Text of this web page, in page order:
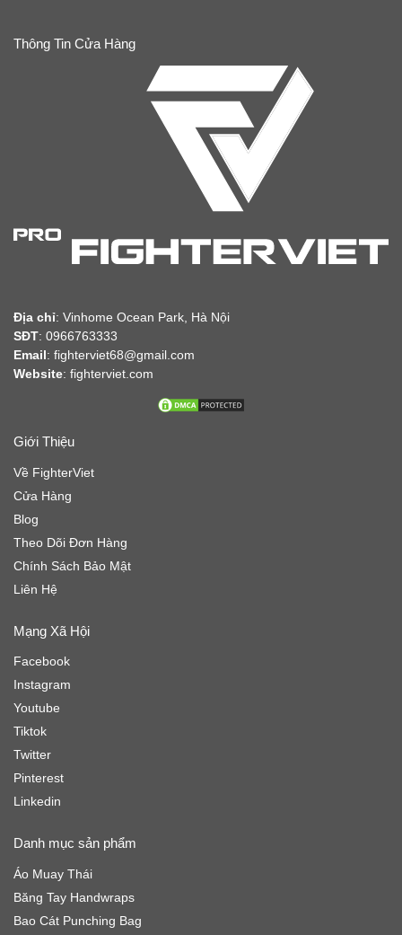
Thông Tin Cửa Hàng
Địa chỉ: Vinhome Ocean Park, Hà Nội
SĐT: 0966763333
Email: fighterviet68@gmail.com
Website: fighterviet.com
Giới Thiệu
Về FighterViet
Cửa Hàng
Blog
Theo Dõi Đơn Hàng
Chính Sách Bảo Mật
Liên Hệ
Mạng Xã Hội
Facebook
Instagram
Youtube
Tiktok
Twitter
Pinterest
Linkedin
Danh mục sản phẩm
Áo Muay Thái
Băng Tay Handwraps
Bao Cát Punching Bag